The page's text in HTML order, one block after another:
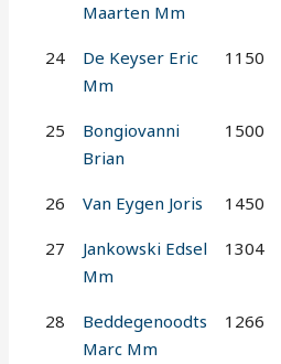
Maarten Mm
24
De Keyser Eric
Mm
1150
25
Bongiovanni
Brian
1500
26 Van Eygen Joris 1450
27
Jankowski Edsel
Mm
1304
28
Beddegenoodts
Marc Mm
1266